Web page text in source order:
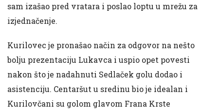
sam izašao pred vratara i poslao loptu u mrežu za
izjednačenje.
Kurilovec je pronašao način za odgovor na nešto
bolju prezentaciju Lukavca i uspio opet povesti
nakon što je nadahnuti Sedlaček golu dodao i
asistenciju. Centaršut u sredinu bio je idealan i
Kurilovčani su golom glavom Frana Krste